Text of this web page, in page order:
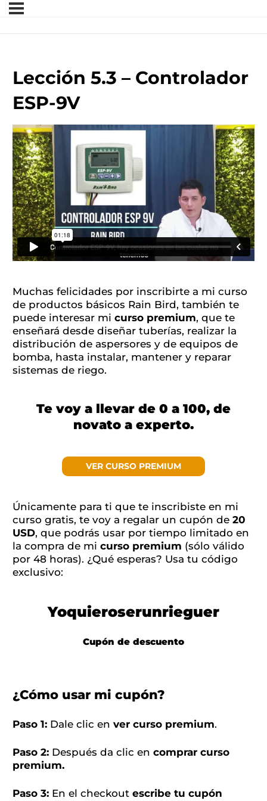
Lección 5.3 – Controlador
ESP-9V
Muchas felicidades por inscribirte a mi curso
de productos básicos Rain Bird, también te
puede interesar mi curso premium, que te
enseñará desde diseñar tuberías, realizar la
distribución de aspersores y de equipos de
bomba, hasta instalar, mantener y reparar
sistemas de riego.
Te voy a llevar de 0 a 100, de
novato a experto.
VER CURSO PREMIUM
Únicamente para ti que te inscribiste en mi
curso gratis, te voy a regalar un cupón de 20
USD, que podrás usar por tiempo limitado en
la compra de mi curso premium (sólo válido
por 48 horas). ¿Qué esperas? Usa tu código
exclusivo:
Yoquieroserunrieguer
Cupón de descuento
¿Cómo usar mi cupón?
Paso 1: Dale clic en ver curso premium.
Paso 2: Después da clic en comprar curso
premium.
Paso 3: En el checkout escribe tu cupón